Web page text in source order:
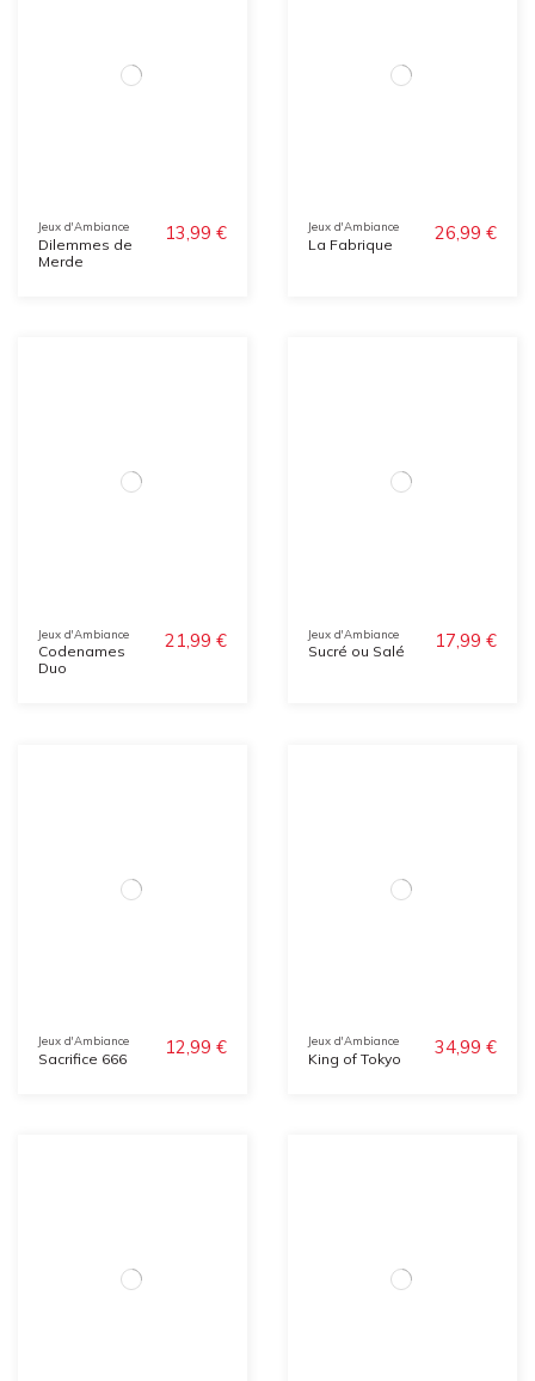
Jeux d'Ambiance
Dilemmes de
Merde
13,99 € Jeux d'Ambiance
La Fabrique 26,99 €
Jeux d'Ambiance
Codenames
Duo
21,99 € Jeux d'Ambiance
Sucré ou Salé 17,99 €
Jeux d'Ambiance
Sacrifice 666 12,99 € Jeux d'Ambiance
King of Tokyo 34,99 €